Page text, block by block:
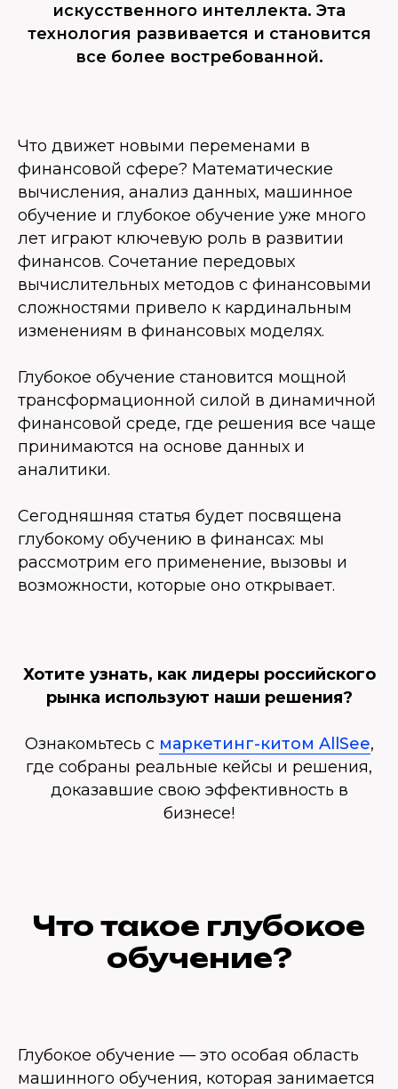
искусственного интеллекта. Эта
технология развивается и становится
все более востребованной.
Что движет новыми переменами в
финансовой сфере? Математические
вычисления, анализ данных, машинное
обучение и глубокое обучение уже много
лет играют ключевую роль в развитии
финансов. Сочетание передовых
вычислительных методов с финансовыми
сложностями привело к кардинальным
изменениям в финансовых моделях.
Глубокое обучение становится мощной
трансформационной силой в динамичной
финансовой среде, где решения все чаще
принимаются на основе данных и
аналитики.
Сегодняшняя статья будет посвящена
глубокому обучению в финансах: мы
рассмотрим его применение, вызовы и
возможности, которые оно открывает.
Хотите узнать, как лидеры российского
рынка используют наши решения?
Ознакомьтесь с маркетинг-китом AllSee,
где собраны реальные кейсы и решения,
доказавшие свою эффективность в
бизнесе!
Что такое глубокое
обучение?
Глубокое обучение — это особая область
машинного обучения, которая занимается